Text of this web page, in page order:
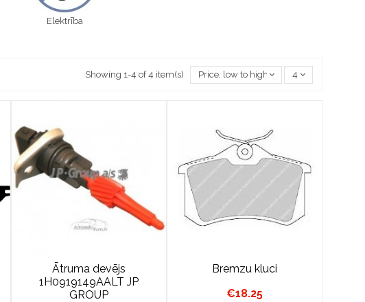
Elektrība
Showing 1-4 of 4 item(s) Price, low to high 4
Ātruma devējs
1H0919149AALT JP
GROUP
Bremzu kluci
€18.25